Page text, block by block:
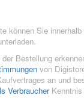
können Sie
Bestellung
von
an und
VerbraucherKenntnis